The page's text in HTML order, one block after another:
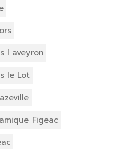
l aveyron
le Lot
Figeac